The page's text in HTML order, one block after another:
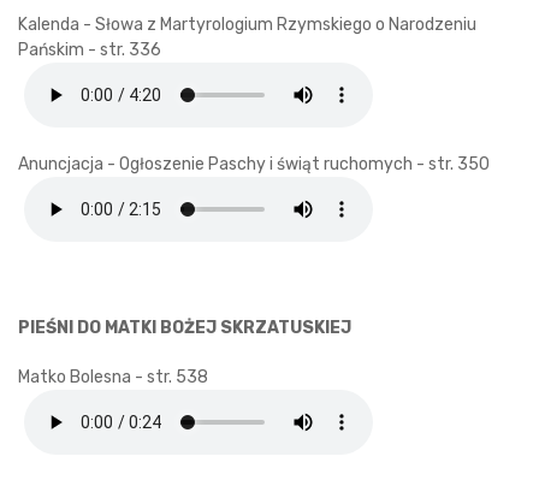
Kalenda - Słowa z Martyrologium Rzymskiego o Narodzeniu
Pańskim - str. 336
Anuncjacja - Ogłoszenie Paschy i świąt ruchomych - str. 350
PIEŚNI DO MATKI BOŻEJ SKRZATUSKIEJ
Matko Bolesna - str. 538